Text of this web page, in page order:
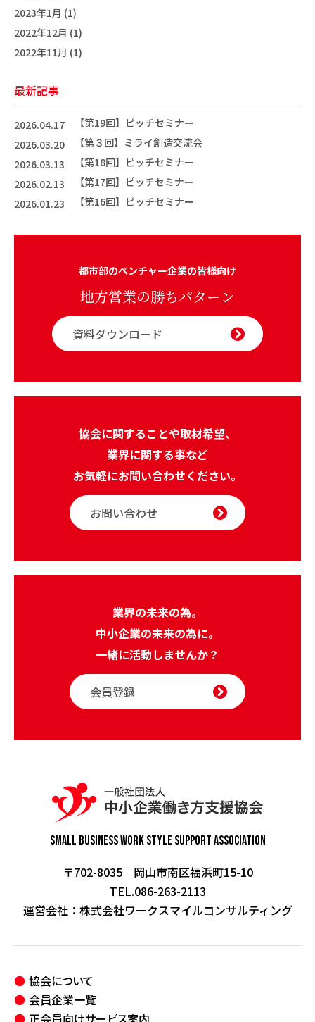
2023年1月 (1)
2022年12月 (1)
2022年11月 (1)
最新記事
2026.04.17
【第19回】ピッチセミナー
2026.03.20
【第３回】ミライ創造交流会
2026.03.13
【第18回】ピッチセミナー
2026.02.13
【第17回】ピッチセミナー
2026.01.23
【第16回】ピッチセミナー
都市部のベンチャー企業の皆様向け
地方営業の勝ちパターン
資料ダウンロード
協会に関することや取材希望、
業界に関する事など
お気軽にお問い合わせください。
お問い合わせ
業界の未来の為。
中小企業の未来の為に。
一緒に活動しませんか？
会員登録
Small Business Work StyleSupport Association
〒702-8035 岡山市南区福浜町15-10
TEL.086-263-2113
運営会社： 株式会社ワークスマイルコンサルティング
協会について
会員企業一覧
正会員向けサービス案内